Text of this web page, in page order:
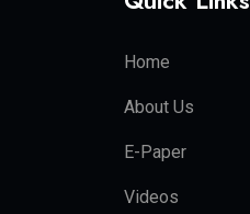
Home
About Us
E-Paper
Videos